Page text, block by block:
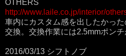
OTHERS
http://www.laile.co.jp/interior/
車内にカスタム感を出したかっ
交換。交換作業には2.5mmポンチ
2016/03/13 シフトノブ